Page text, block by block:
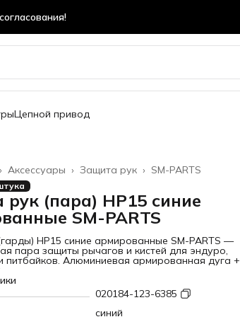
Цепной привод
SM-PARTS
Защита рук ›
Аксессуары ›
›
(пара) HP15 синие
SM-PARTS
HP15 синие армированные SM-PARTS —
пара защиты рычагов и кистей для эндуро,
питбайков. Алюминиевая армированная дуга +
щитки. Надёжно защищает руки и
камней и ударов при падениях.
020184-123-6385
синий